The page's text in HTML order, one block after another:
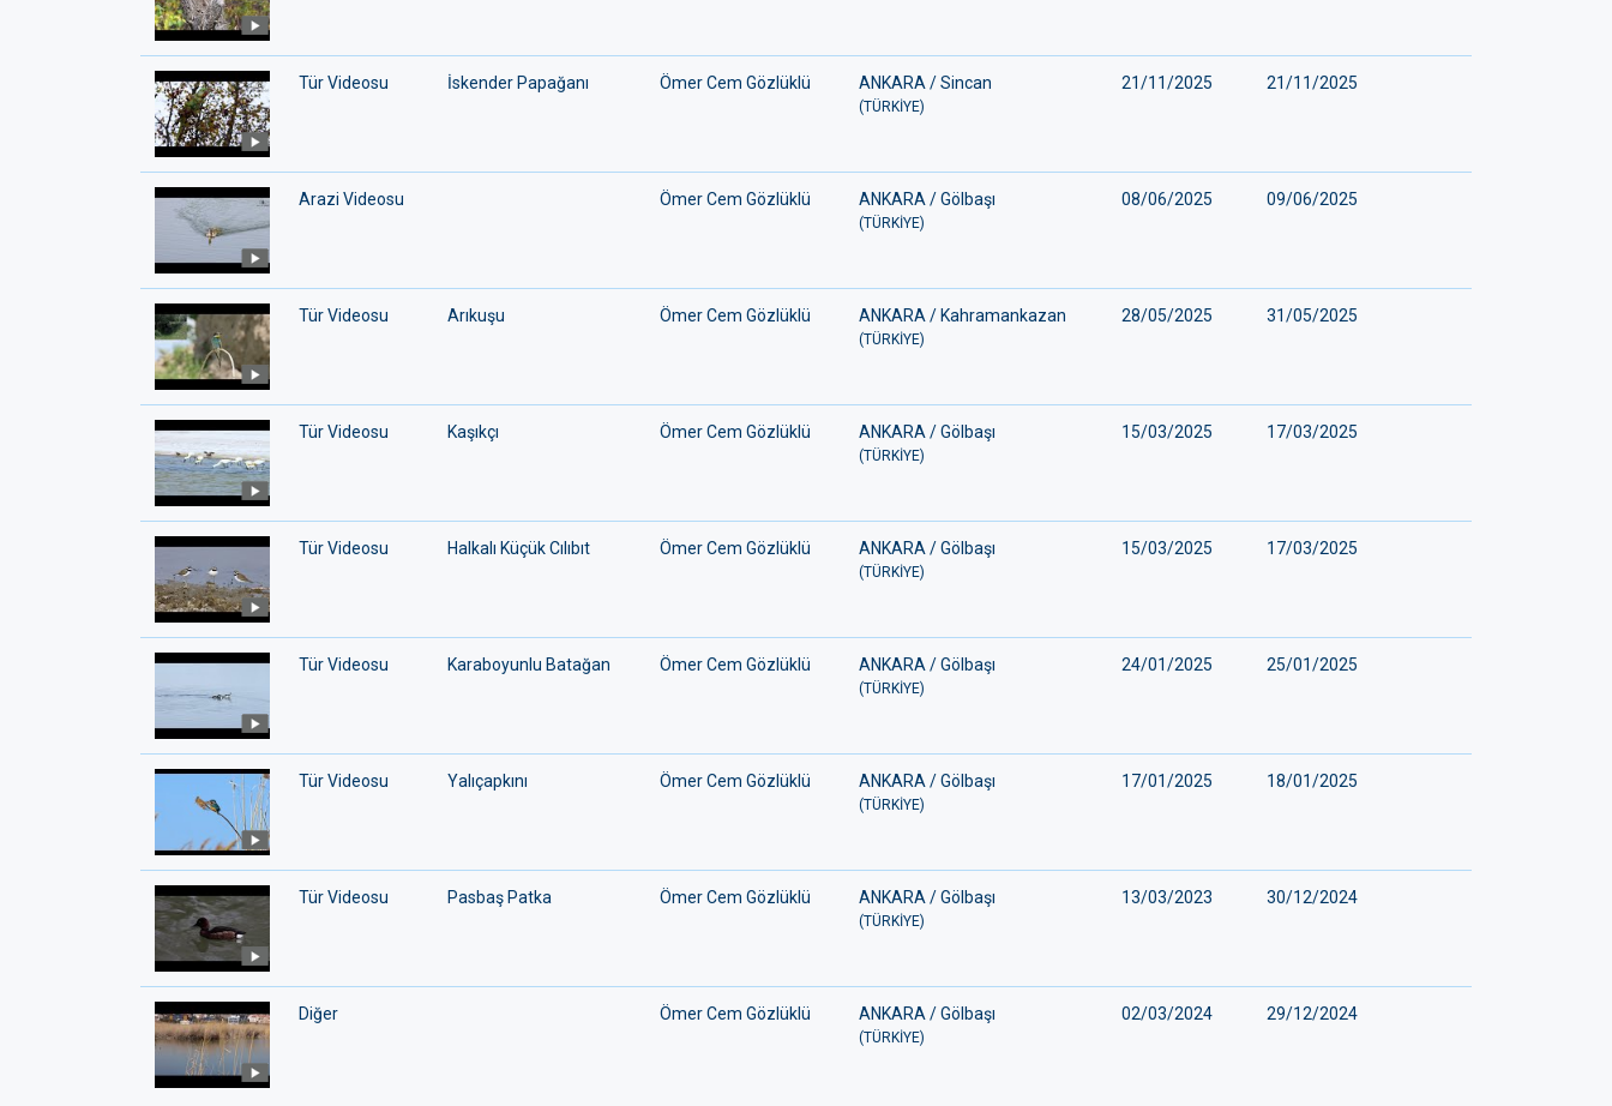
Tür Videosu İskender Papağanı Ömer Cem Gözlüklü ANKARA / Sincan
(TÜRKİYE)
21/11/2025 21/11/2025
Arazi Videosu Ömer Cem Gözlüklü ANKARA / Gölbaşı
(TÜRKİYE)
08/06/2025 09/06/2025
Tür Videosu Arıkuşu Ömer Cem Gözlüklü ANKARA / Kahramankazan
(TÜRKİYE)
28/05/2025 31/05/2025
Tür Videosu Kaşıkçı Ömer Cem Gözlüklü ANKARA / Gölbaşı
(TÜRKİYE)
15/03/2025 17/03/2025
Tür Videosu Halkalı Küçük Cılıbıt Ömer Cem Gözlüklü ANKARA / Gölbaşı
(TÜRKİYE)
15/03/2025 17/03/2025
Tür Videosu Karaboyunlu Batağan Ömer Cem Gözlüklü ANKARA / Gölbaşı
(TÜRKİYE)
24/01/2025 25/01/2025
Tür Videosu Yalıçapkını Ömer Cem Gözlüklü ANKARA / Gölbaşı
(TÜRKİYE)
17/01/2025 18/01/2025
Tür Videosu Pasbaş Patka Ömer Cem Gözlüklü ANKARA / Gölbaşı
(TÜRKİYE)
13/03/2023 30/12/2024
Diğer Ömer Cem Gözlüklü ANKARA / Gölbaşı
(TÜRKİYE)
02/03/2024 29/12/2024